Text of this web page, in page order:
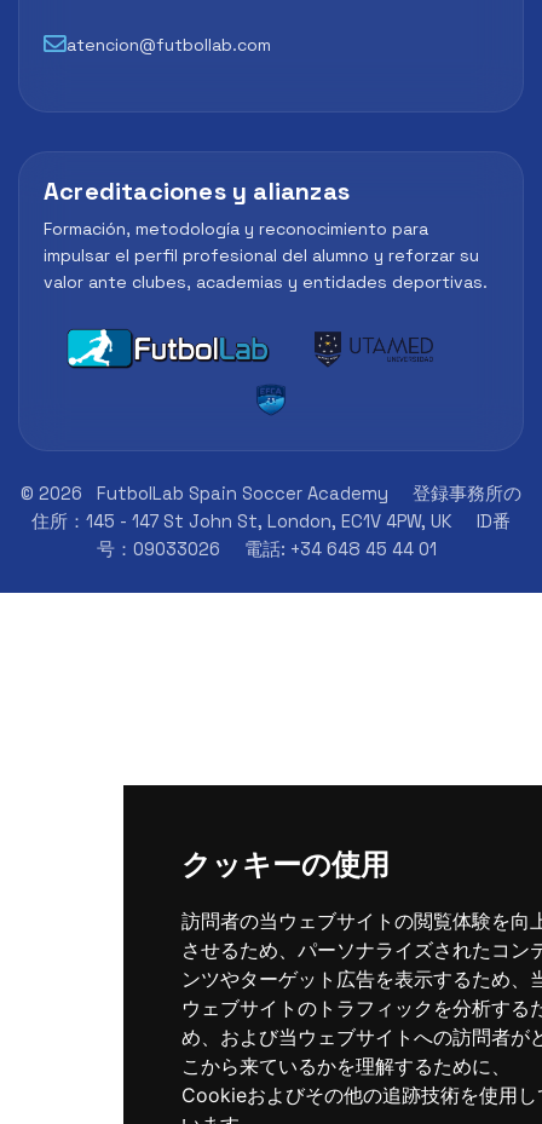
クッキーの使用
訪問者の当ウェブサイトの閲覧体験を向
させるため、パーソナライズされたコン
ンツやターゲット広告を表示するため、
ウェブサイトのトラフィックを分析する
め、および当ウェブサイトへの訪問者が
こから来ているかを理解するために、
Cookieおよびその他の追跡技術を使用し
atencion@futbollab.com
Acreditaciones y alianzas
Formación, metodología y reconocimiento para
impulsar el perfil profesional del alumno y reforzar su
valor ante clubes, academias y entidades deportivas.
© 2026 FutbolLab Spain Soccer Academy
登録事務所の
住所：145 - 147 St John St, London, EC1V 4PW, UK
ID番
号：09033026
電話: +34 648 45 44 01